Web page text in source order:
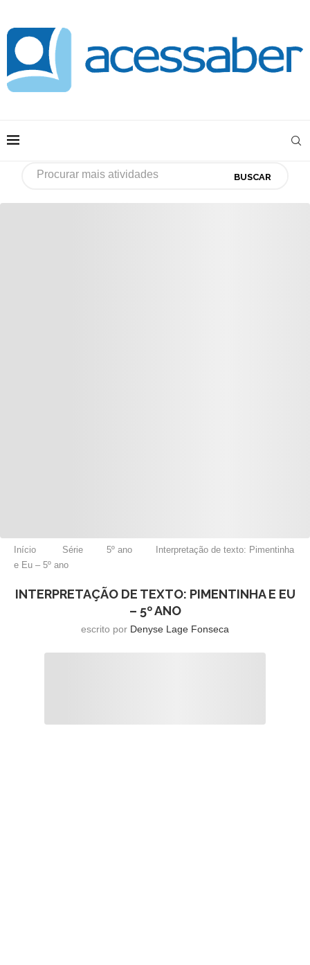
BUSCAR
Início Série 5º ano
Interpretação de texto: Pimentinha
e Eu – 5º ano
INTERPRETAÇÃO DE TEXTO: PIMENTINHA E EU
– 5º ANO
escrito por Denyse Lage Fonseca